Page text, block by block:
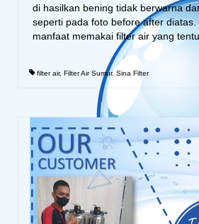
di hasilkan bening tidak berwarna
seperti pada foto before after
manfaat memakai filter air yang
filter air, Filter Air Sumur, Sina Filter